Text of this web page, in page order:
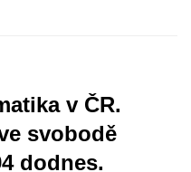
v ČR.
svobodě
dodnes.